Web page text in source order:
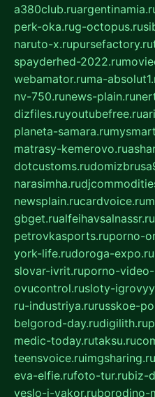
a380club.ru
perk-oka.rug-octopus.ru
naruto-x.rupursefactory.ru
spayderhed-2022.ru
webamator.ruma-
nv-750.runews-plain.ru
dizfiles.ruyoutubefree.ru
planeta-samara.ru
matrasy-kemerovo.ru
dotcustoms.ru
narasimha.ru
newsplain.rucardvoice.ru
gbget.rualfeihavsalnassr.ru
petrovkasports.ruporno-
york-life.rudoroga-expo.ru
slovar-ivrit.ruporno-
ovucontrol.rusloty-
ru-industriya.rurusskoe-
belgorod-day.rudigilith.ru
medic-today.rutaksu.ru
teensvoice.ruimgsharing.ru
eva-elfie.rufoto-tur.rubiz-
veslo-i-yakor.ruborodino-